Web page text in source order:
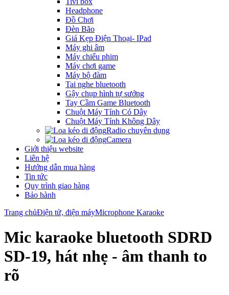
Headphone
Đồ Chơi
Đèn Bão
Giá Kẹp Điện Thoại- IPad
Máy ghi âm
Máy chiếu phim
Máy chơi game
Máy bộ đàm
Tai nghe bluetooth
Gậy chụp hình tự sướng
Tay Cầm Game Bluetooth
Chuột Máy Tính Có Dây
Chuột Máy Tính Không Dây
Radio chuyên dụng
Camera
Giới thiệu website
Liên hệ
Hướng dẫn mua hàng
Tin tức
Quy trình giao hàng
Bảo hành
Trang chủĐiện tử, điện máyMicrophone Karaoke
Mic karaoke bluetooth SDRD
SD-19, hát nhẹ - âm thanh to
rõ